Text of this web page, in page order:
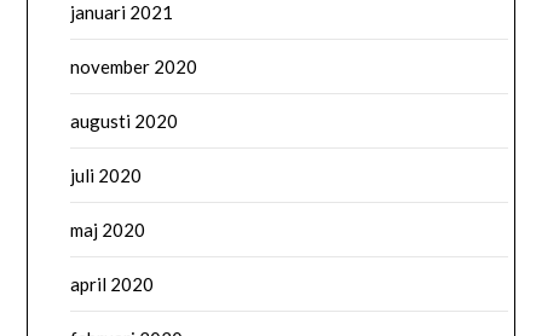
januari 2021
november 2020
augusti 2020
juli 2020
maj 2020
april 2020